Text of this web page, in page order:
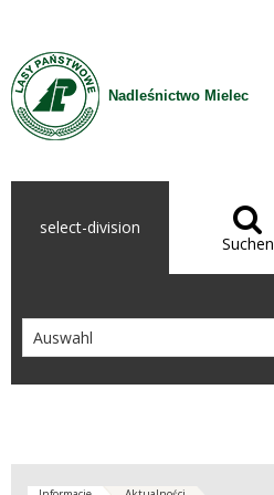
Nadleśnictwo Mielec
select-division 
Suchen